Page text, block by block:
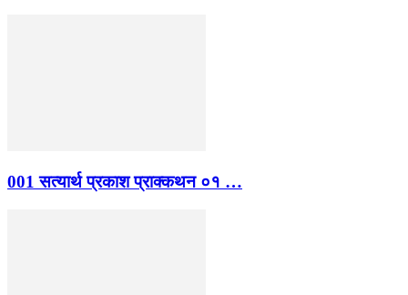
001 सत्यार्थ प्रकाश प्राक्कथन ०१ …